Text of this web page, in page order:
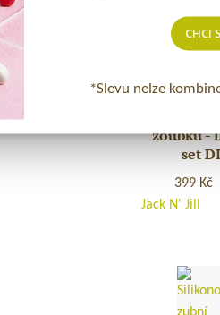
pro
čištění
Dárkový
zoubků -
set
399 Kč
Jack N' Jill
CHCI
*Slevu nelze